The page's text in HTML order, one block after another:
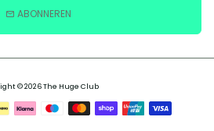
email ABONNEREN
© 2026The Huge Club